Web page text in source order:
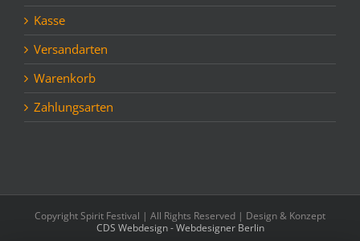
Kasse
Versandarten
Warenkorb
Zahlungsarten
Copyright Spirit Festival | All Rights Reserved | Design & Konzept
CDS Webdesign - Webdesigner Berlin